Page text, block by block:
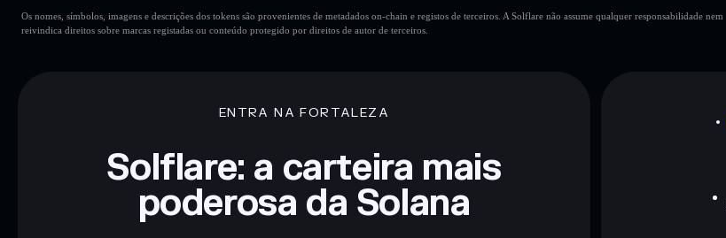
Os nomes, símbolos, imagens e descrições dos tokens são provenientes de metadados on-chain e registos de terceiros. A Solflare não assume qualquer responsabilidade nem
reivindica direitos sobre marcas registadas ou conteúdo protegido por direitos de autor de terceiros.
ENTRA NA FORTALEZA
Solflare: a carteira mais
poderosa da Solana